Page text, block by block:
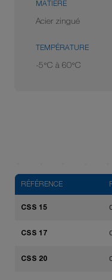
MATIÈRE
Acier zingué
TEMPÉRATURE
-5°C à 60°C
RÉFÉRENCE
CSS 15
CSS 17
CSS 20